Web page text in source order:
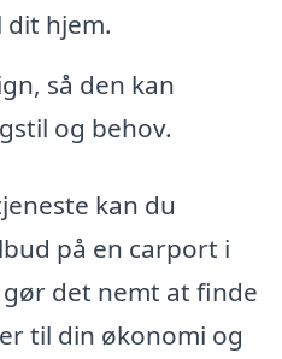
hjem.
så den kan
og behov.
kan du
på en carport i
det nemt at finde
til din økonomi og